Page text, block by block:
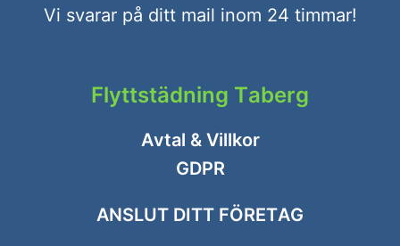
Vi svarar på ditt mail inom 24 timmar!
Flyttstädning Taberg
Avtal & Villkor
GDPR
ANSLUT DITT FÖRETAG